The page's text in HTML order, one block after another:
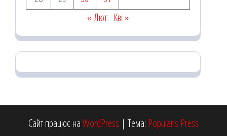
« Лют Кві »
Сайт працює наWordPress | Тема: Popularis Press